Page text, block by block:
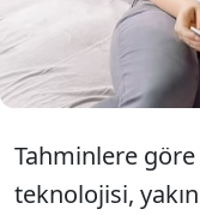
Tahminlere göre
teknolojisi,